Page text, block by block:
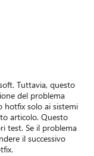
Tuttavia, questo
del problema
hotfix solo ai sistemi
articolo. Questo
test. Se il problema
il successivo